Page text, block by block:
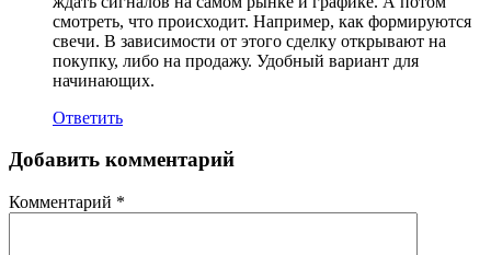
смотреть, что происходит. Например, как формируются
свечи. В зависимости от этого сделку открывают на
покупку, либо на продажу. Удобный вариант для
начинающих.
Ответить
Добавить комментарий
Комментарий *